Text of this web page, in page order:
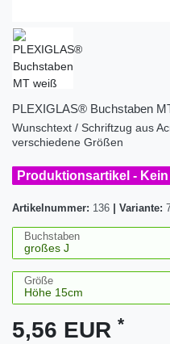
PLEXIGLAS® Buchstaben
Wunschtext / Schriftzug aus
verschiedene Größen
Produktionsartikel -
Artikelnummer: 136 Variante:
Buchstaben
Größe
5,56 EUR *